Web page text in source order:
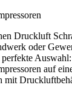
Druckluft
oder
auf
mit